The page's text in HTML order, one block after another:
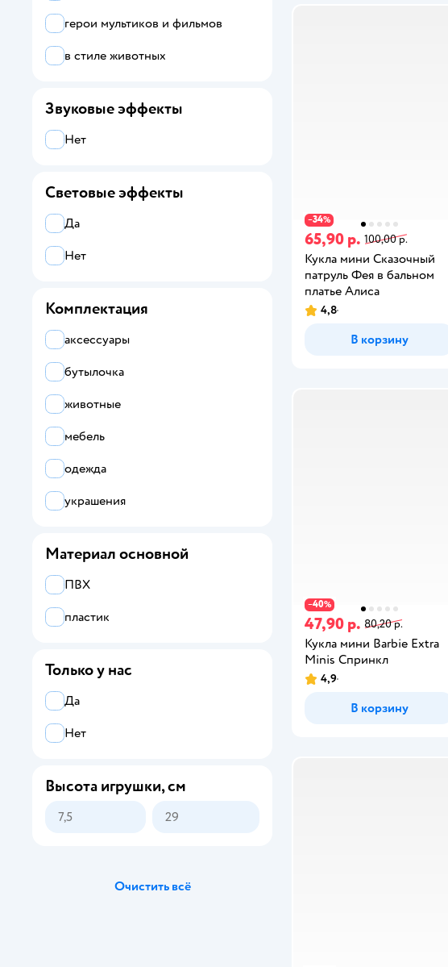
−34%
65,90 р. 100,00 р.
Кукла мини Сказочный
патруль Фея в бальном
платье Алиса
4,8
В корзину
−40%
47,90 р. 80,20 р.
Кукла мини Barbie Extra
Minis Спринкл
4,9
В корзину
герои мультиков и фильмов
в стиле животных
Звуковые эффекты
Нет
Световые эффекты
Да
Нет
Комплектация
аксессуары
бутылочка
животные
мебель
одежда
украшения
Материал основной
ПВХ
пластик
Только у нас
Да
Нет
Высота игрушки, см
Очистить всё